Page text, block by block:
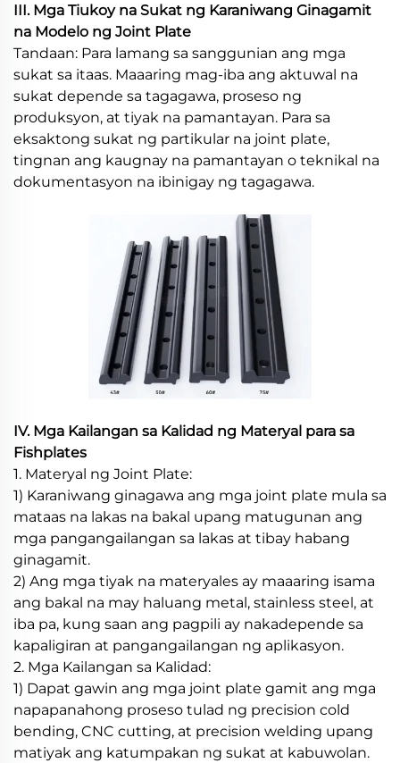
III. Mga Tiukoy na Sukat ng Karaniwang Ginagamit
na Modelo ng Joint Plate
Tandaan: Para lamang sa sanggunian ang mga
sukat sa itaas. Maaaring mag-iba ang aktuwal na
sukat depende sa tagagawa, proseso ng
produksyon, at tiyak na pamantayan. Para sa
eksaktong sukat ng partikular na joint plate,
tingnan ang kaugnay na pamantayan o teknikal na
dokumentasyon na ibinigay ng tagagawa.
IV. Mga Kailangan sa Kalidad ng Materyal para sa
Fishplates
1. Materyal ng Joint Plate:
1) Karaniwang ginagawa ang mga joint plate mula sa
mataas na lakas na bakal upang matugunan ang
mga pangangailangan sa lakas at tibay habang
ginagamit.
2) Ang mga tiyak na materyales ay maaaring isama
ang bakal na may haluang metal, stainless steel, at
iba pa, kung saan ang pagpili ay nakadepende sa
kapaligiran at pangangailangan ng aplikasyon.
2. Mga Kailangan sa Kalidad:
1) Dapat gawin ang mga joint plate gamit ang mga
napapanahong proseso tulad ng precision cold
bending, CNC cutting, at precision welding upang
matiyak ang katumpakan ng sukat at kabuwolan.